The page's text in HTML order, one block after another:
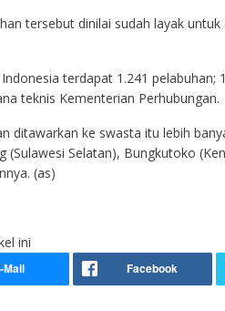
tersebut dinilai sudah layak
terdapat 1.241 pelabuhan;
teknis Kementerian Perhubungan.
ditawarkan ke swasta itu lebih
(Sulawesi Selatan), Bungkutoko
(as)
ini